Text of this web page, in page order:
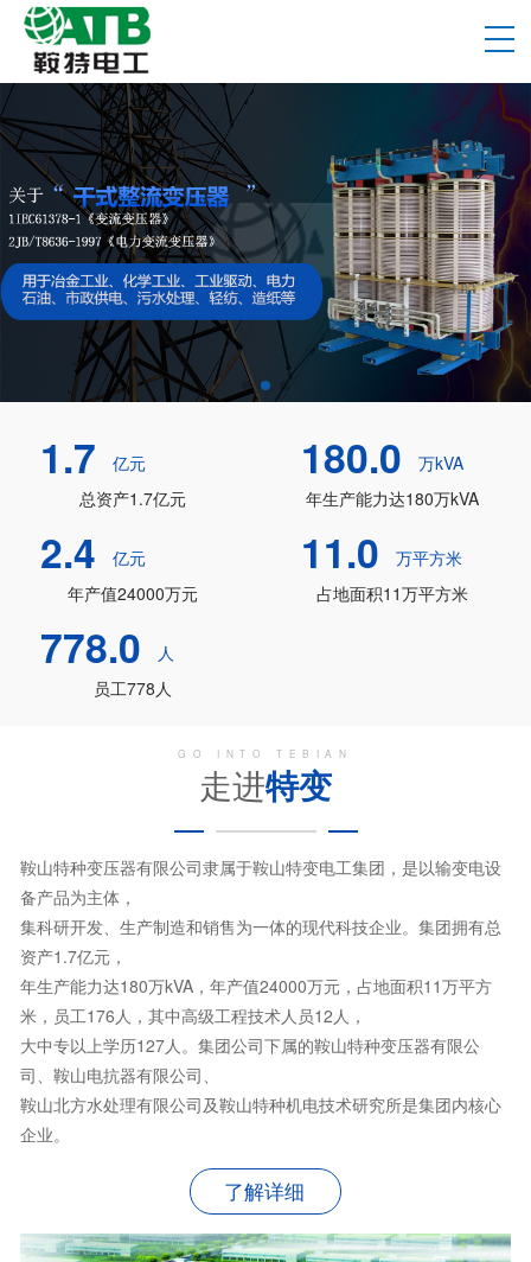
1.7
亿元
总资产1.7亿元
180.0
万kVA
年生产能力达180万kVA
2.4
亿元
年产值24000万元
11.0
万平方米
占地面积11万平方米
778.0
人
员工778人
GO INTO TEBIAN
走进特变
鞍山特种变压器有限公司隶属于鞍山特变电工集团，是以输变电设
备产品为主体，
集科研开发、生产制造和销售为一体的现代科技企业。集团拥有总
资产1.7亿元，
年生产能力达180万kVA，年产值24000万元，占地面积11万平方
米，员工176人，其中高级工程技术人员12人，
大中专以上学历127人。集团公司下属的鞍山特种变压器有限公
司、鞍山电抗器有限公司、
鞍山北方水处理有限公司及鞍山特种机电技术研究所是集团内核心
企业。
了解详细